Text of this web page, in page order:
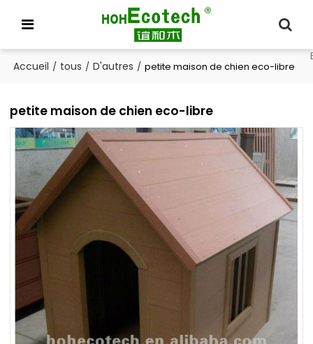
Accueil / tous / D'autres / petite maison de chien eco-libre
petite maison de chien eco-libre